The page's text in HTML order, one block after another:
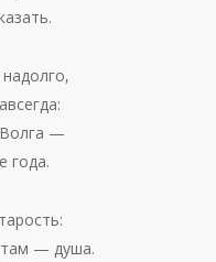
—
года.
— душа.